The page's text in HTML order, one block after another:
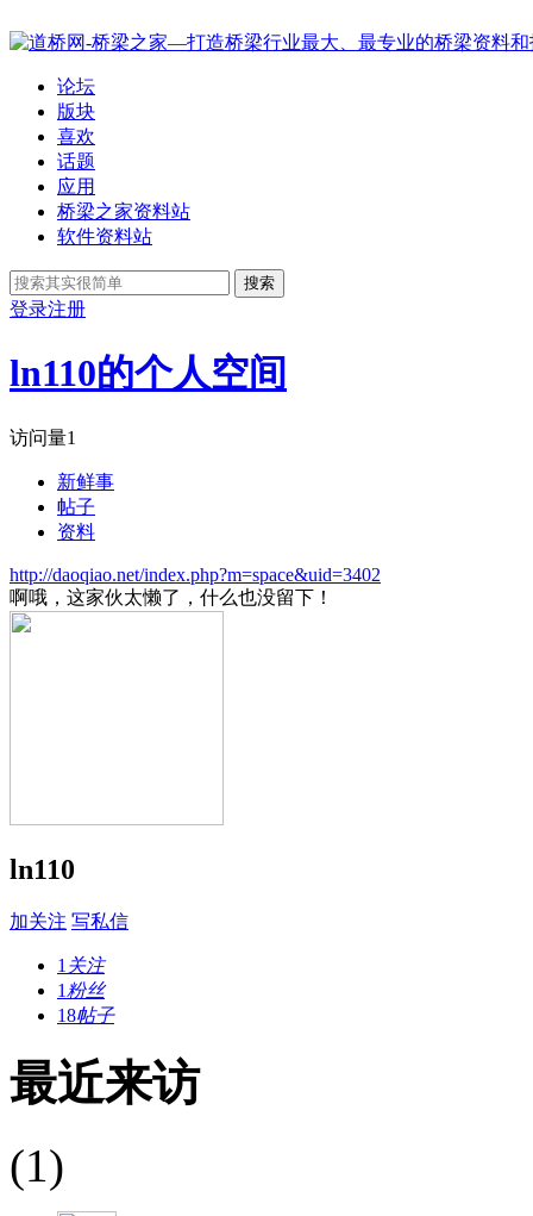
论坛
版块
喜欢
话题
应用
桥梁之家资料站
软件资料站
搜索
登录注册
ln110的个人空间
访问量1
新鲜事
帖子
资料
http://daoqiao.net/index.php?m=space&uid=3402
啊哦，这家伙太懒了，什么也没留下！
ln110
加关注 写私信
1 关注
1 粉丝
18帖子
最近来访
(1)